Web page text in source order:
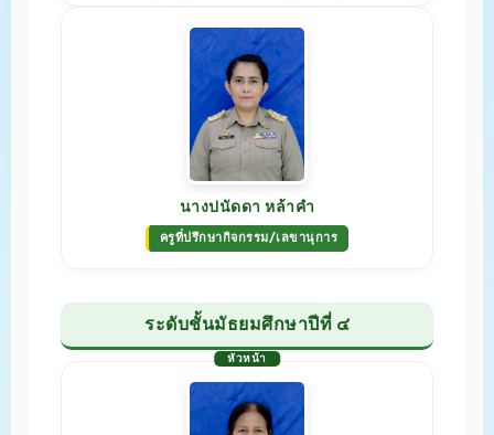
นางปนัดดา หล้าคำ
ครูที่ปรึกษากิจกรรม/เลขานุการ
ระดับชั้นมัธยมศึกษาปีที่ ๔
หัวหน้า